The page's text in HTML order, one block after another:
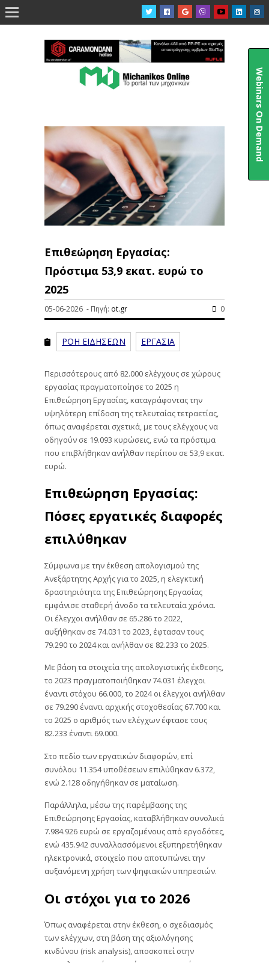

Επιθεώρηση Εργασίας:
Πρόστιμα 53,9 εκατ. ευρώ το
2025
05-06-2026 - Πηγή: ot.gr 0
ΡΟΗ ΕΙΔΗΣΕΩΝ ΕΡΓΑΣΙΑ
Περισσότερους από 82.000 ελέγχους σε χώρους
εργασίας πραγματοποίησε το 2025 η
Επιθεώρηση Εργασίας, καταγράφοντας την
υψηλότερη επίδοση της τελευταίας τετραετίας,
όπως αναφέρεται σχετικά, με τους ελέγχους να
οδηγούν σε 19.093 κυρώσεις, ενώ τα πρόστιμα
που επιβλήθηκαν ανήλθαν περίπου σε 53,9 εκατ.
ευρώ.
Επιθεώρηση Εργασίας:
Πόσες εργατικές διαφορές
επιλύθηκαν
Σύμφωνα με την έκθεση απολογισμού της
Ανεξάρτητης Αρχής για το 2025, η ελεγκτική
δραστηριότητα της Επιθεώρησης Εργασίας
εμφάνισε σταθερή άνοδο τα τελευταία χρόνια.
Οι έλεγχοι ανήλθαν σε 65.286 το 2022,
αυξήθηκαν σε 74.031 το 2023, έφτασαν τους
79.290 το 2024 και ανήλθαν σε 82.233 το 2025.
Με βάση τα στοιχεία της απολογιστικής έκθεσης,
το 2023 πραγματοποιήθηκαν 74.031 έλεγχοι
έναντι στόχου 66.000, το 2024 οι έλεγχοι ανήλθαν
σε 79.290 έναντι αρχικής στοχοθεσίας 67.700 και
το 2025 ο αριθμός των ελέγχων έφτασε τους
82.233 έναντι 69.000.
Στο πεδίο των εργατικών διαφορών, επί
συνόλου 11.354 υποθέσεων επιλύθηκαν 6.372,
ενώ 2.128 οδηγήθηκαν σε ματαίωση.
Παράλληλα, μέσω της παρέμβασης της
Επιθεώρησης Εργασίας, καταβλήθηκαν συνολικά
7.984.926 ευρώ σε εργαζομένους από εργοδότες,
ενώ 435.942 συναλλασσόμενοι εξυπηρετήθηκαν
ηλεκτρονικά, στοιχείο που αποτυπώνει την
αυξανόμενη χρήση των ψηφιακών υπηρεσιών.
Οι στόχοι για το 2026
Όπως αναφέρεται στην έκθεση, ο σχεδιασμός
των ελέγχων, στη βάση της αξιολόγησης
κινδύνου (risk analysis), αποσκοπεί στην
Webinars On Demand